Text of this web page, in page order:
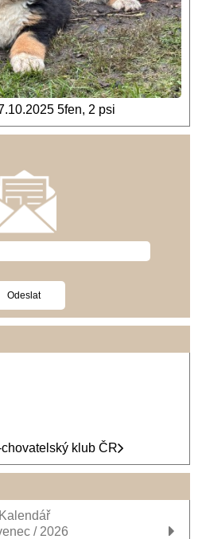
5fen, 2 psi
klub ČR
Kalendář
/ 2026